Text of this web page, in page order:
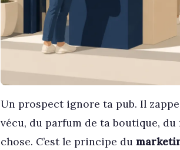
Un prospect ignore ta pub. Il
vécu, du parfum de ta boutique,
chose. C’est le principe du